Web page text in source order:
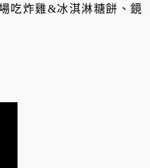
吃炸雞&冰淇淋糖餅、鏡